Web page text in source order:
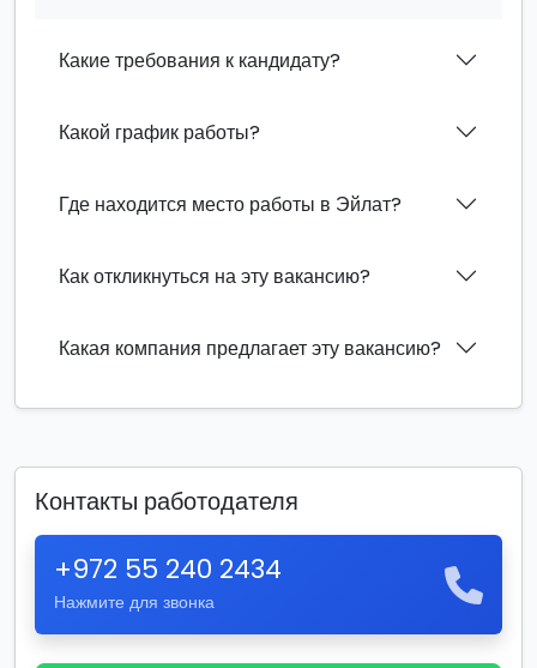
Какие требования к кандидату?
Какой график работы?
Где находится место работы в Эйлат?
Как откликнуться на эту вакансию?
Какая компания предлагает эту вакансию?
Контакты работодателя
+972 55 240 2434
Нажмите для звонка